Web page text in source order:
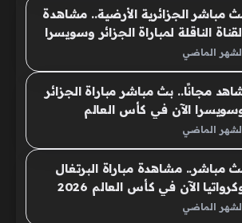
مباشر الجزائرية الأرضية.. مشاهدة
الناقلة لمباراة الجزائر وسويسرا
الماضي
مجانًا.. بث مباشر مباراة الجزائر
الآن في كأس العالم
الماضي
مباشر.. مشاهدة مباراة البرتغال
الآن في كأس العالم 2026
الماضي